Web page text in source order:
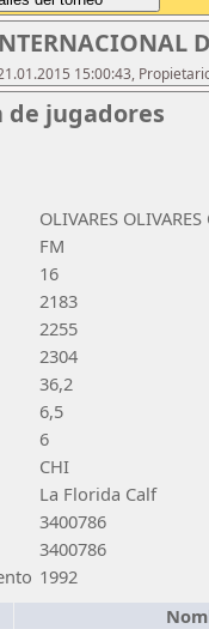
15:00:43,
jugadores
OLIVARES
FM
16
2183
2255
2304
36,2
6,5
6
CHI
La Florida Calf
3400786
3400786
1992